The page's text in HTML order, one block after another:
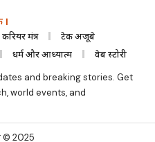
करियर मंत्र
टेक अजूबे
धर्म और आध्यात्म वेब स्टोरी
and breaking stories. Get
world events, and
© 2025